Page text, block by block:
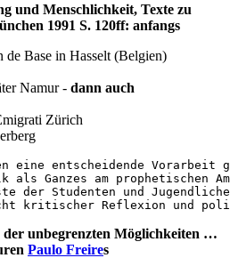
und Menschlichkeit, Texte zu
1991 S. 120ff: anfangs
Base in Hasselt (Belgien)
Namur - dann auch
Zürich
eine entscheidende
als Ganzes am
der Studenten und
kritischer Reflexion und
unbegrenzten Möglichkeiten …
Paulo Freires